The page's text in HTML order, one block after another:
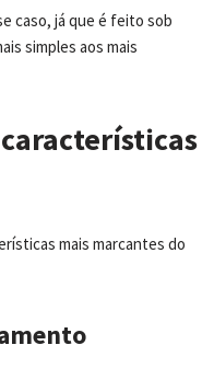
caso, já que é feito sob
simples aos mais
mais marcantes do